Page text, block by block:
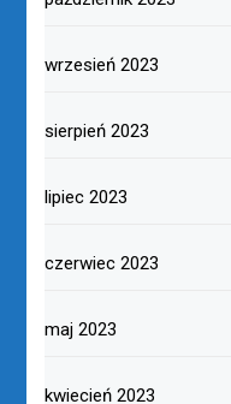
wrzesień 2023
sierpień 2023
lipiec 2023
czerwiec 2023
maj 2023
kwiecień 2023